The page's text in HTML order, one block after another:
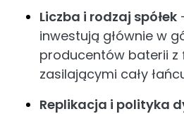
Liczba i rodzaj spółek
inwestują głównie w
producentów baterii z
zasilającymi cały
Replikacja i polityka